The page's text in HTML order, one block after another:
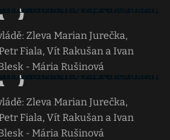
Zleva Marian Jurečka,
Fiala, Vít Rakušan a Ivan
- Mária Rušinová
Zleva Marian Jurečka,
Fiala, Vít Rakušan a Ivan
- Mária Rušinová